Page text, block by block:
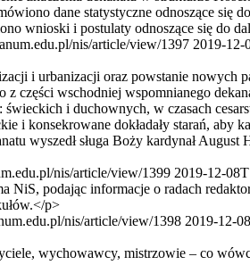
dane statystyczne odnoszące
wnioski i postulaty odnoszące się do
nis/article/view/1397 2019-12-
i urbanizacji oraz powstanie nowych
części wschodniej wspomnianego
i duchownych, w czasach
dokładały starań, aby
wyszedł sługa Boży kardynał
nis/article/view/1399 2019-12-
podając informacje o radach
p>
nis/article/view/1398 2019-12-
wychowawcy, mistrzowie – co